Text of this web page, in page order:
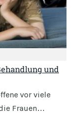
und
vor viele
Frauen…